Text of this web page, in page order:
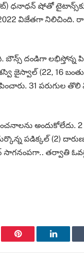
ధనాధన్‌ షోతో
2022 విజేతగా నిలిచింది.
బౌన్స్‌ దండిగా లభిస్తోన్న
జైస్వాల్‌ (22, 16
31 పరుగుల తొలి
అందుకోలేదు. 2
పడిక్కల్‌ (2)
సాగనంపగా.. తర్వాతి
Pinterest